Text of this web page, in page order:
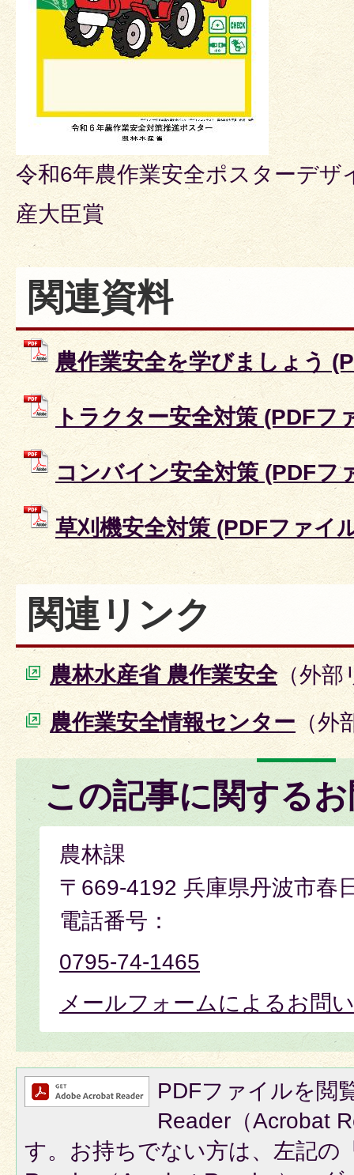
令和6年農作業安全ポスターデザ
産大臣賞
関連資料
農作業安全を学びましょう
トラクター安全対策 (PDFフ
コンバイン安全対策 (PDFフ
草刈機安全対策 (PDFファイ
関連リンク
農林水産省 農作業安全（外部
農作業安全情報センター（外
この記事に関する
農林課
〒669-4192 兵庫県丹波市春
電話番号：
0795-74-1465
メールフォームによるお問
PDFファイルを閲
Reader（Acrobat
す。お持ちでない方は、左記の